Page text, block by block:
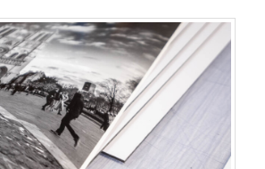
Papier HDEF –
Reproduction
Traitement De
Contact
Le Blog De